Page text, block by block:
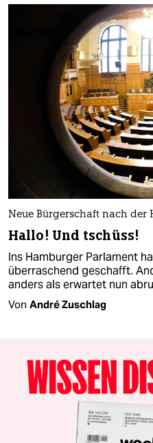
Neue Bürgerschaft nach der
Hallo! Und tschüss!
Ins Hamburger Parlament
überraschend geschafft.
anders als erwartet nun
Von André Zuschlag